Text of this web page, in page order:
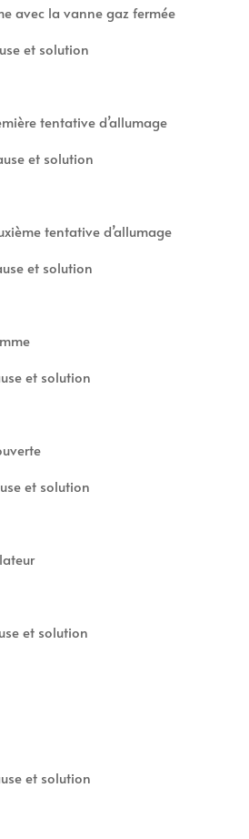
avec la vanne gaz fermée
et solution
tentative d’allumage
et solution
tentative d’allumage
et solution
et solution
et solution
et solution
et solution